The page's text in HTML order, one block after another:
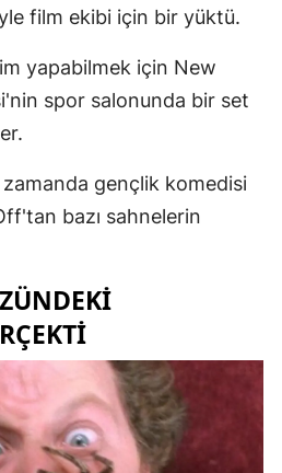
film ekibi için bir yüktü.
yapabilmek için New
spor salonunda bir set
zamanda gençlik komedisi
bazı sahnelerin